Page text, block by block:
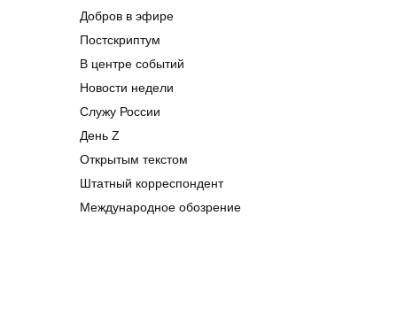
Добров в эфире
Постскриптум
В центре событий
Новости недели
Служу России
День Z
Открытым текстом
Штатный корреспондент
Международное обозрение